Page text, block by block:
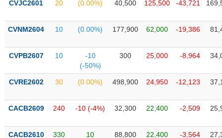
Tâm
thị
trường
CVJC2601 20 (0.00%) 40,500 125,500 -43,721
CVNM2604 10 (0.00%) 177,900 62,000 -19,386
CVPB2607 10
-10
(-50%)
300 25,000 -8,964
CVRE2602 30 (0.00%) 498,900 24,950 -12,123
CACB2609 240 -10 (-4%) 32,300 22,400 -2,509
CACB2610 330
10
88,800 22,400 -3,564
DÙNG
THIẾT
YẾU
TIÊU